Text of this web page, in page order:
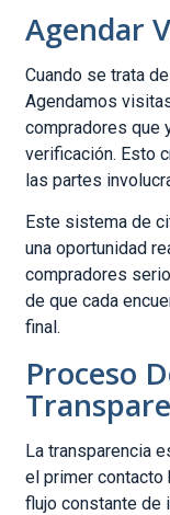
Agendar
Cuando se trata
Agendamos
compradores que
verificación. Esto
las partes
Este sistema de
una oportunidad
compradores
de que cada
final.
Proceso
La transparencia
el primer contacto
flujo constante de